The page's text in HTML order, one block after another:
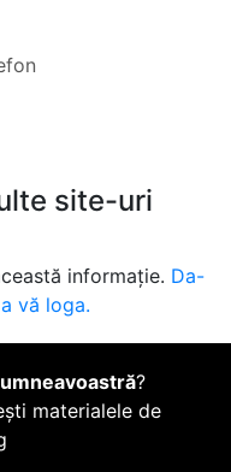
site-uri
informație. Da-
vă loga.
?
materialele de